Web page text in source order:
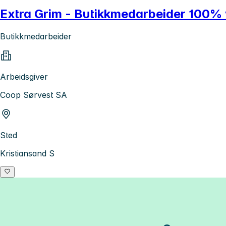
Extra Grim - Butikkmedarbeider
Butikkmedarbeider
Arbeidsgiver
Coop Sørvest SA
Sted
Kristiansand S